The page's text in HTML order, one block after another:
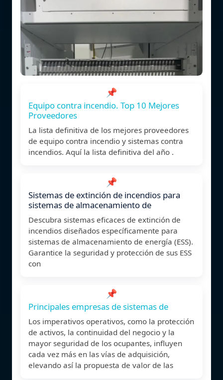
📌
Equipo contra incendio. Top 10 Mejores
Proveedores
La lista definitiva de los mejores proveedores
de equipo contra incendio y sistemas contra
incendios. Aquí la lista definitiva del año .
📌
Sistemas de extinción de incendios para
sistemas de almacenamiento de
Descubra sistemas eficaces de extinción de
incendios diseñados específicamente para
sistemas de almacenamiento de energía (ESS).
Garantice la seguridad y protección de sus ESS
con
📌
Principales empresas de sistemas de
Los imperativos operativos, como la protección
de activos, la continuidad del negocio y la
mayor seguridad de los ocupantes, influyen
cada vez más en las vías de adquisición,
elevando así la propuesta de valor de las